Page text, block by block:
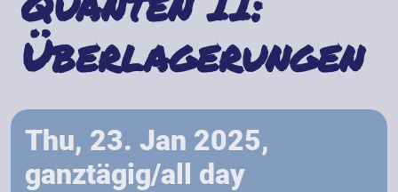
Überlagerungen
Thu, 23. Jan 2025,
ganztägig/all day